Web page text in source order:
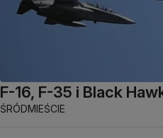
F-16, F-35 i Black
ŚRÓDMIEŚCIE